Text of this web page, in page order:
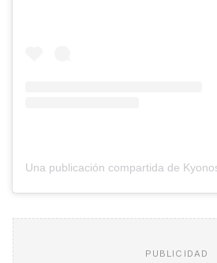
PUBLICIDAD